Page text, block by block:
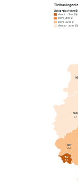
Dichte relativ zum Ø
deutlich über Ø
leicht über Ø
leicht unter Ø
deutlich unter Ø
NW
1,7
RP
2,2
SL
3,4
HB